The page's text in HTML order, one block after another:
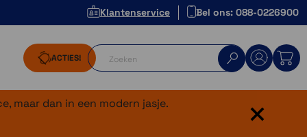
Klantenservice Bel ons: 088-0226900
ACTIES!
maar dan in een modern jasje.
×